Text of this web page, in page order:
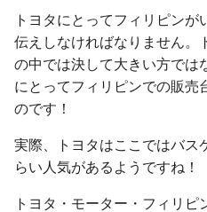
トヨタにとってフィリピン
伝えしなければなりません。
の中では決して大きい方では
にとってフィリピンでの販売
のです！
実際、トヨタはここではバス
らい人気があるようですね！
トヨタ・モーター・フィリピ